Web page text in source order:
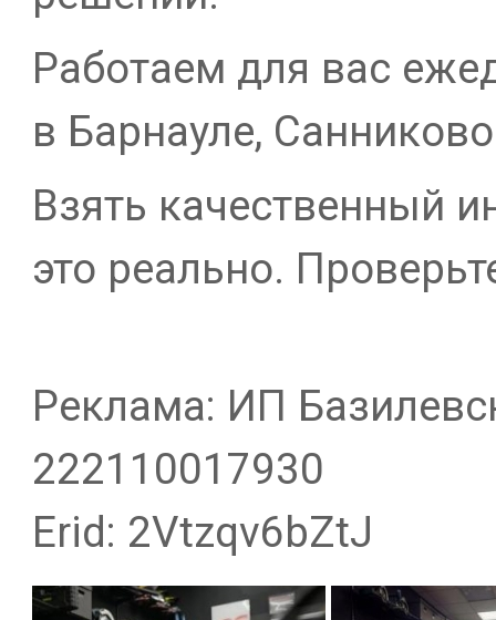
Работаем для вас
в Барнауле,
Взять качественный
это реально.
Реклама: ИП
222110017930
Erid: 2Vtzqv6bZtJ